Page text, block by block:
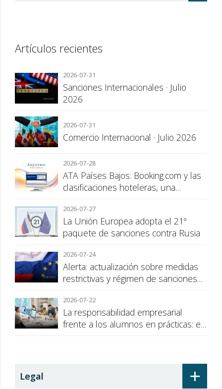
Artículos recientes
2026-07-31
Sanciones Internacionales · Julio
2026
2026-07-31
Comercio Internacional · Julio 2026
2026-07-28
ATA Países Bajos: Booking.com y las
clasificaciones hoteleras, una
consumidor
2026-07-27
La Unión Europea adopta el 21º
paquete de sanciones contra Rusia
2026-07-24
Alerta: actualización sobre medidas
restrictivas y régimen de sanciones
2026-07-22
La responsabilidad empresarial
frente a los alumnos en prácticas: el
+
Legal